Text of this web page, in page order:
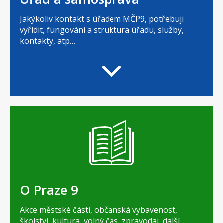
Jakýkoliv kontakt s úřadem MČP9, potřebuji
vyřídit, fungování a struktura úřadu, služby,
kontakty, atp…
O Praze 9
Akce městské části, občanská vybavenost,
školství, kultura, volný čas, zpravodaj, další